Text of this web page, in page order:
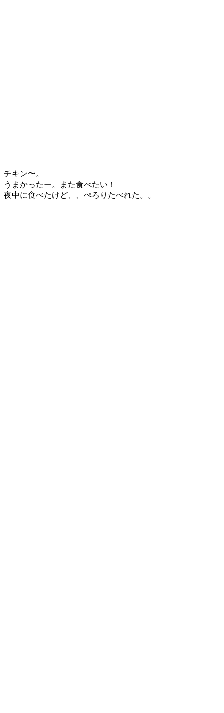
チキン〜。
うまかったー。また食べたい！
夜中に食べたけど、、ぺろりたべれた。。